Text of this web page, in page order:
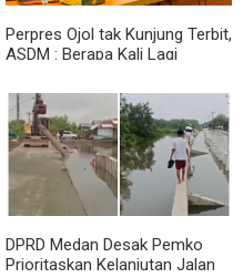
Perpres Ojol tak Kunjung Terbit,
ASDM : Berapa Kali Lagi
Janji?
DPRD Medan Desak Pemko
Prioritaskan Kelanjutan Jalan